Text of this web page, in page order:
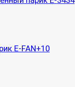
E-FAN+10